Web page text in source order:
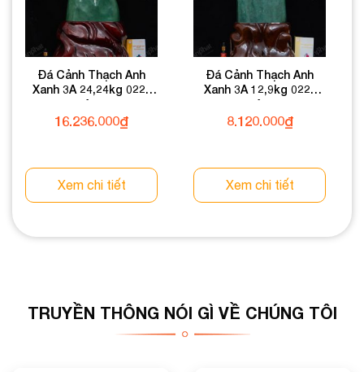
Đá Cảnh Thạch Anh
Xanh 3A 24,24kg 022-
0933A-24,24
16.236.000₫
Xem chi tiết
Đá Cảnh Thạch Anh
Xanh 3A 12,9kg 022-
0933A-12,9
8.120.000₫
Xem chi tiết
TRUYỀN THÔNG NÓI GÌ VỀ CHÚNG TÔI